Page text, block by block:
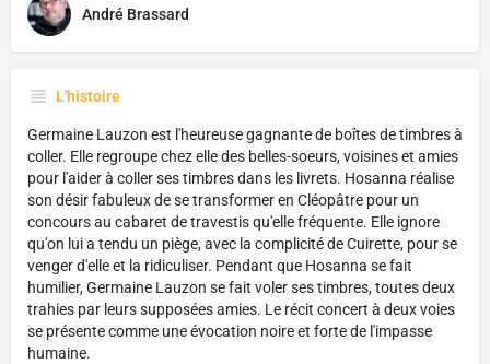
André Brassard
L'histoire
Germaine Lauzon est l'heureuse gagnante de boîtes de timbres à
coller. Elle regroupe chez elle des belles-soeurs, voisines et amies
pour l'aider à coller ses timbres dans les livrets. Hosanna réalise
son désir fabuleux de se transformer en Cléopâtre pour un
concours au cabaret de travestis qu'elle fréquente. Elle ignore
qu'on lui a tendu un piège, avec la complicité de Cuirette, pour se
venger d'elle et la ridiculiser. Pendant que Hosanna se fait
humilier, Germaine Lauzon se fait voler ses timbres, toutes deux
trahies par leurs supposées amies. Le récit concert à deux voies
se présente comme une évocation noire et forte de l'impasse
humaine.